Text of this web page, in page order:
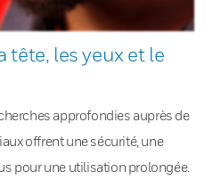
tête, les yeux et le
approfondies auprès de
offrent une sécurité, une
pour une utilisation prolongée.